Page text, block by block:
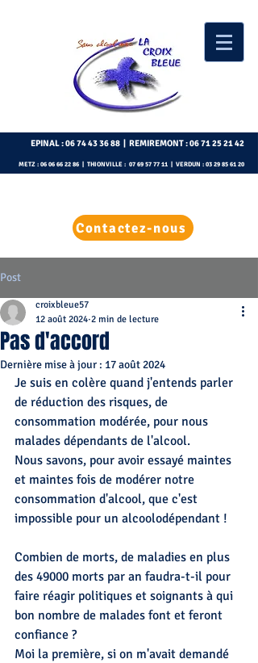
Contactez-nous
EPINAL :06 74 43 36 88 | REMIREMONT :06 71 25 21 42
METZ : 06 06 66 22 86| THIONVILLE : 07 69 57 77 11| VERDUN : 03 29 85 61 20
Post
Pas d'accord
croixbleue57
12 août 2024 2 min de lecture
Dernière mise à jour : 17 août 2024
Je suis en colère quand j'entends parler
de réduction des risques, de
consommation modérée, pour nous
malades dépendants de l'alcool.
Nous savons, pour avoir essayé maintes
et maintes fois de modérer notre
consommation d'alcool, que c'est
impossible pour un alcoolodépendant !
Combien de morts, de maladies en plus
des 49000 morts par an faudra-t-il pour
faire réagir politiques et soignants à qui
bon nombre de malades font et feront
confiance ?
Moi la première, si on m'avait demandé